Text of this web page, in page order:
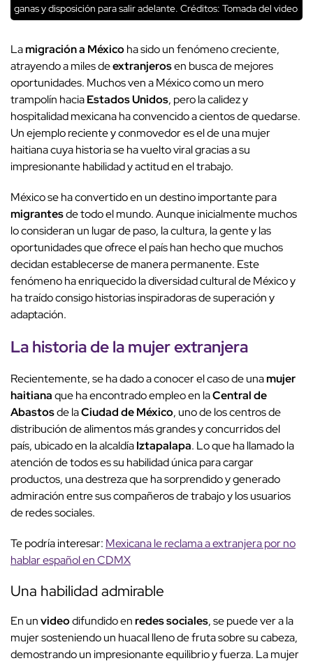
ganas y disposición para salir adelante. Créditos: Tomada del video
Lamigración a Méxicoha sido un fenómeno creciente,
atrayendo a miles deextranjerosen busca de mejores
oportunidades. Muchos ven a México como un mero
trampolín haciaEstados Unidos, pero la calidez y
hospitalidad mexicana ha convencido a cientos de quedarse.
Un ejemplo reciente y conmovedor es el de una mujer
haitiana cuya historia se ha vuelto viral gracias a su
impresionante habilidad y actitud en el trabajo.
México se ha convertido en un destino importante para
migrantesde todo el mundo. Aunque inicialmente muchos
lo consideran un lugar de paso, la cultura, la gente y las
oportunidades que ofrece el país han hecho que muchos
decidan establecerse de manera permanente. Este
fenómeno ha enriquecido la diversidad cultural de México y
ha traído consigo historias inspiradoras de superación y
adaptación.
La historia de lamujer extranjera
Recientemente, se ha dado a conocer el caso de unamujer
haitianaque ha encontrado empleo en laCentral de
Abastosde laCiudad de México, uno de los centros de
distribución de alimentos más grandes y concurridos del
país, ubicado en la alcaldíaIztapalapa. Lo que ha llamado la
atención de todos es su habilidad única para cargar
productos, una destreza que ha sorprendido y generado
admiración entre sus compañeros de trabajo y los usuarios
de redes sociales.
Te podría interesar: Mexicana le reclama a extranjera por no
hablar español en CDMX
Una habilidad admirable
En unvideodifundido enredes sociales, se puede ver a la
mujer sosteniendo un huacal lleno de fruta sobre su cabeza,
demostrando un impresionante equilibrio y fuerza. La mujer